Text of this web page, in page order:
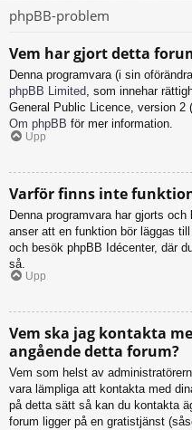
phpBB-problem
Vem har gjort detta
Denna programvara (i sin
phpBB Limited, som innehar
General Public Licence, version
Om phpBB för mer information.
Upp
Varför finns inte
Denna programvara har gjorts
anser att en funktion bör läggas
och besök phpBB Idécenter, där
så.
Upp
Vem ska jag kontakta
angående detta forum?
Vem som helst av
vara lämpliga att kontakta med
på detta sätt så kan du kontakta
forum ligger på en gratistjänst